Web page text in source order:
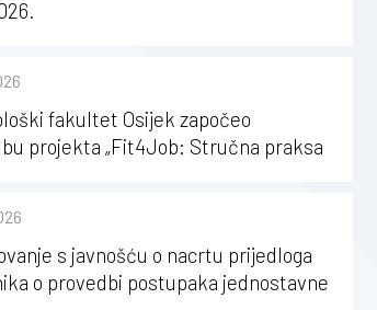
fakultet Osijek započeo
projekta „Fit4Job: Stručna praksa
s javnošću o nacrtu prijedloga
o provedbi postupaka jednostavne